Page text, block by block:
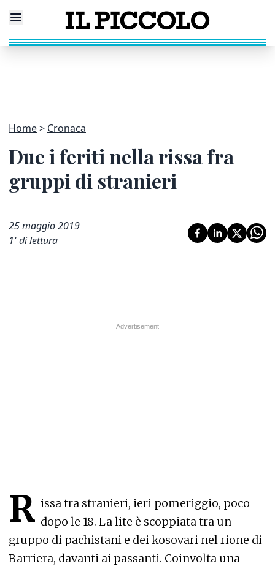
Home Cronaca
Due i feriti nella rissa fra
gruppi di stranieri
25 maggio 2019
1' di lettura
R issa tra stranieri, ieri pomeriggio, poco
dopo le 18. La lite è scoppiata tra un
gruppo di pachistani e dei kosovari nel rione di
Barriera, davanti ai passanti. Coinvolta una